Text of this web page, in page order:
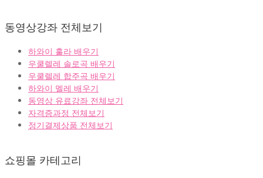
동영상강좌 전체보기
하와이 훌라 배우기
우쿨렐레 솔로곡 배우기
우쿨렐레 합주곡 배우기
하와이 멜레 배우기
동영상 유료강좌 전체보기
자격증과정 전체보기
정기결제상품 전체보기
쇼핑몰 카테고리